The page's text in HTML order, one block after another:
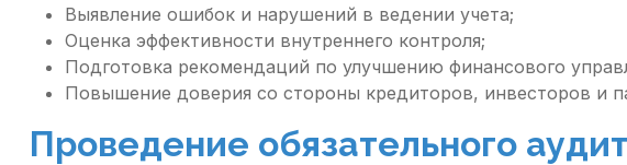
Выявление ошибок и нарушений в ведении учета;
Оценка эффективности внутреннего контроля;
Подготовка рекомендаций по улучшению финансового
Повышение доверия со стороны кредиторов, инвесторов и
Проведение обязательного